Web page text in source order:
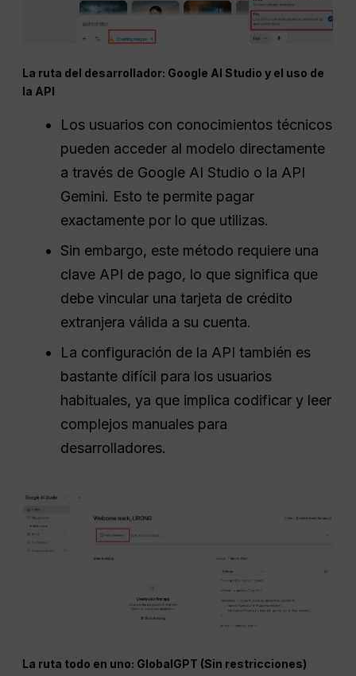
La ruta del desarrollador: Google AI Studio y el uso de
la API
Los usuarios con conocimientos técnicos
pueden acceder al modelo directamente
a través de Google AI Studio o la API
Gemini. Esto te permite pagar
exactamente por lo que utilizas.
Sin embargo, este método requiere una
clave API de pago, lo que significa que
debe vincular una tarjeta de crédito
extranjera válida a su cuenta.
La configuración de la API también es
bastante difícil para los usuarios
habituales, ya que implica codificar y leer
complejos manuales para
desarrolladores.
La ruta todo en uno: GlobalGPT (Sin restricciones)